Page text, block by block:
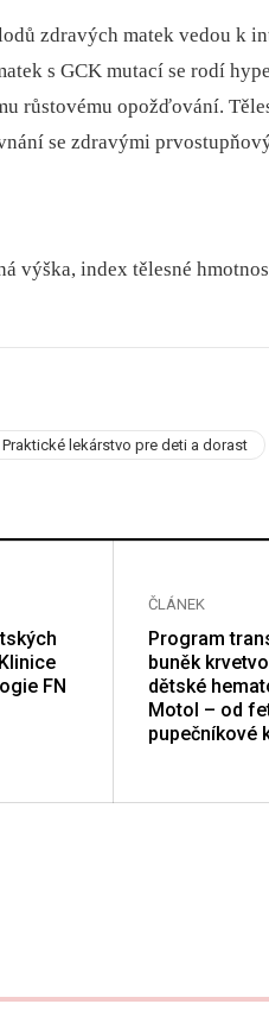
zdravých matek vedou k
s GCK mutací se rodí
růstovému opožďování.
se zdravými
výška, index tělesné
Praktické lekárstvo pre deti a dorast
FN
ČLÁNEK
Program
buněk
dětské
Motol – od
pupečníkové